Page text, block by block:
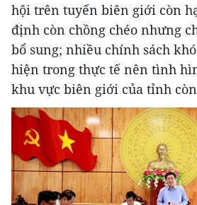
hội trên tuyến biên giới còn
định còn chồng chéo nhưng
bổ sung; nhiều chính sách
hiện trong thực tế nên tình
khu vực biên giới của tỉnh